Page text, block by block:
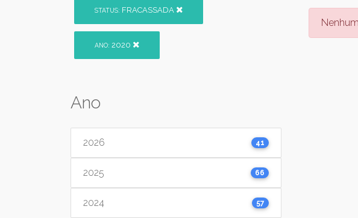
STATUS: FRACASSADA
ANO: 2020
Ano
2026 41
2025 66
2024 57